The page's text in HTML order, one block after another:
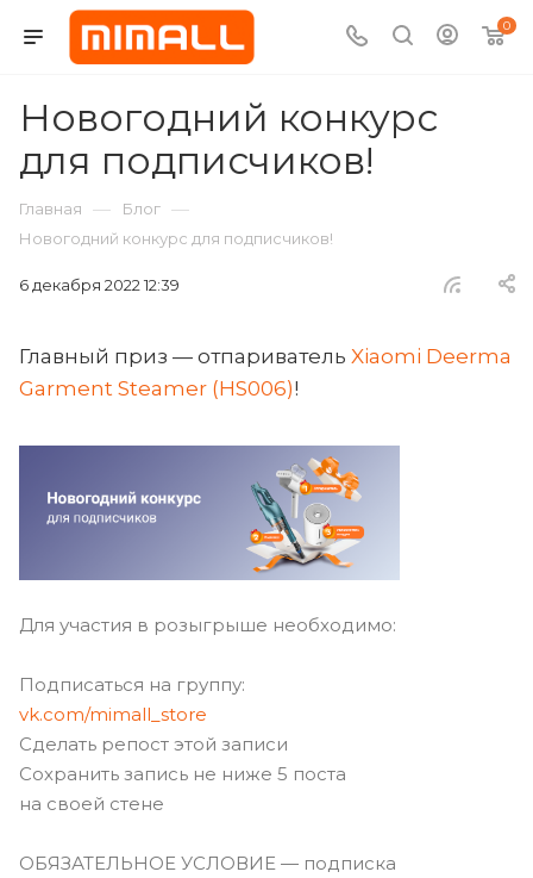
0
Новогодний конкурс
для подписчиков!
Главная — Блог —
Новогодний конкурс для подписчиков!
6 декабря 2022 12:39
Главный приз — отпариватель Xiaomi Deerma
Garment Steamer (HS006)!
Для участия в розыгрыше необходимо:
Подписаться на группу:
vk.com/mimall_store
Сделать репост этой записи
Сохранить запись не ниже 5 поста
на своей стене
ОБЯЗАТЕЛЬНОЕ УСЛОВИЕ — подписка